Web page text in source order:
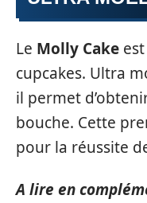
Le Molly Cake
cupcakes. Ultra
il permet
bouche. Cette
pour la réussite
A lire en